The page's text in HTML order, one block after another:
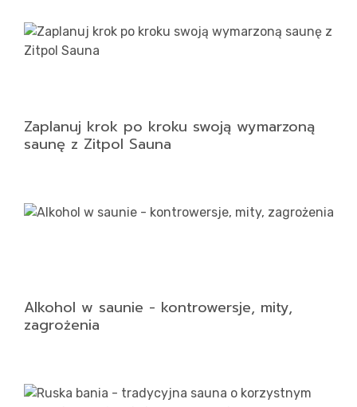
Zaplanuj krok po kroku swoją wymarzoną
saunę z Zitpol Sauna
Alkohol w saunie - kontrowersje, mity,
zagrożenia